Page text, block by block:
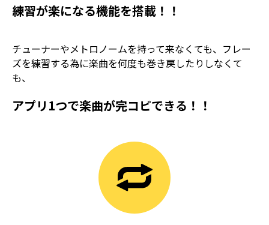
練習が楽になる機能を搭載！！
チューナーやメトロノームを持って来なくても、フレー
ズを練習する為に楽曲を何度も巻き戻したりしなくて
も、
アプリ1つで楽曲が完コピできる！！